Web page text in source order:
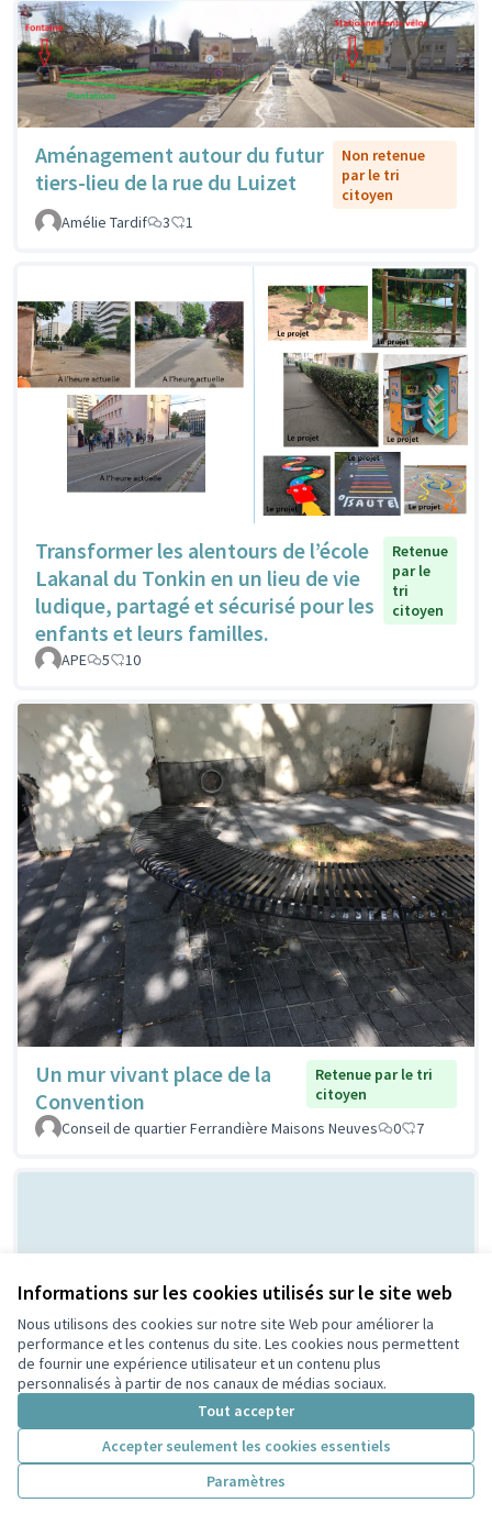
Informations sur les cookies utilisés sur le site web
Nous utilisons des cookies sur notre site Web pour améliorer la
performance et les contenus du site. Les cookies nous permettent
de fournir une expérience utilisateur et un contenu plus
personnalisés à partir de nos canaux de médias sociaux.
Tout accepter
Accepter seulement les cookies essentiels
Paramètres
Aménagement autour du futur
tiers-lieu de la rue du Luizet
Non retenue
par le tri
citoyen
Amélie Tardif
3 1
Transformer les alentours de l’école
Lakanal du Tonkin en un lieu de vie
ludique, partagé et sécurisé pour les
enfants et leurs familles.
Retenue
par le
tri
citoyen
APE 5 10
Un mur vivant place de la
Convention
Retenue par le tri
citoyen
Conseil de quartier Ferrandière Maisons Neuves
0 7
Bal Populaire place Lazare
Goujon
Non retenue par le tri
citoyen